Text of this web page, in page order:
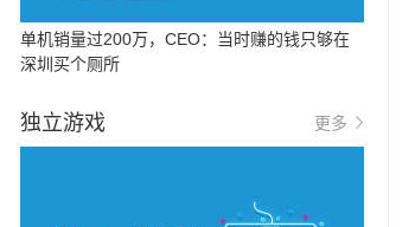
单机销量过200万，CEO：当时赚的钱只够在
深圳买个厕所
独立游戏 更多